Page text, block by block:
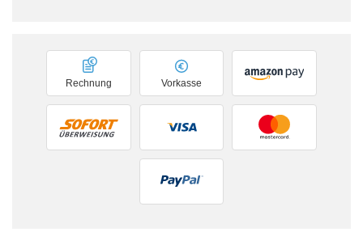
Vorkasse
Rechnung